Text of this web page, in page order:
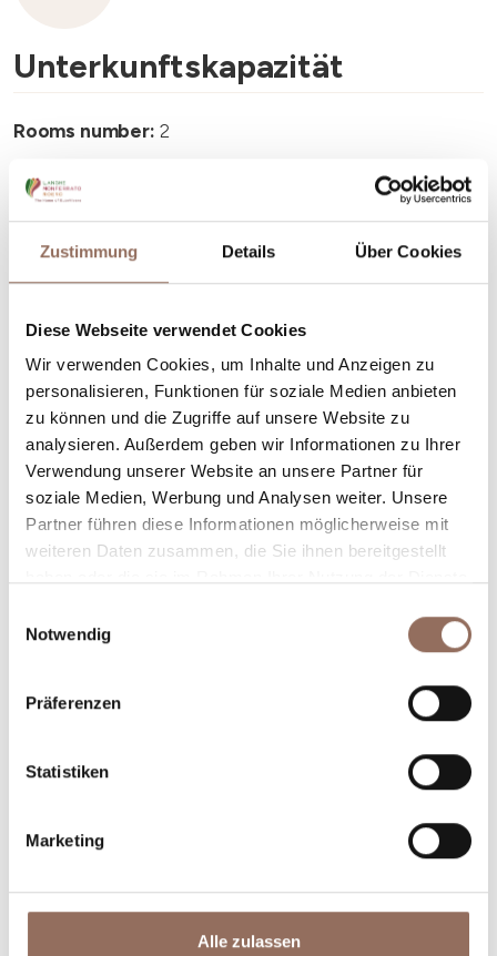
Zustimmung Details Über Cookies
Diese Webseite verwendet Cookies
Wir verwenden Cookies, um Inhalte und Anzeigen zu
personalisieren, Funktionen für soziale Medien anbieten
zu können und die Zugriffe auf unsere Website zu
analysieren. Außerdem geben wir Informationen zu Ihrer
Verwendung unserer Website an unsere Partner für
soziale Medien, Werbung und Analysen weiter. Unsere
Partner führen diese Informationen möglicherweise mit
weiteren Daten zusammen, die Sie ihnen bereitgestellt
Notwendig
Präferenzen
Statistiken
Marketing
Alle zulassen
Unterkunftskapazität
Rooms number: 2
Beds number:
Dein Urlaub
Plane, wo du übernachtest und isst, was du in jedem
Winkel des Langhe Monferrato Roero unternehmen
willst, mit einem Blick aufs Wetter in Echtzeit.